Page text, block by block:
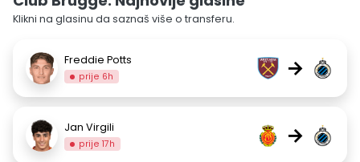
Klikni na glasinu da saznaš više o transferu.
Freddie Potts
prije 6h →
Jan Virgili
prije 17h →